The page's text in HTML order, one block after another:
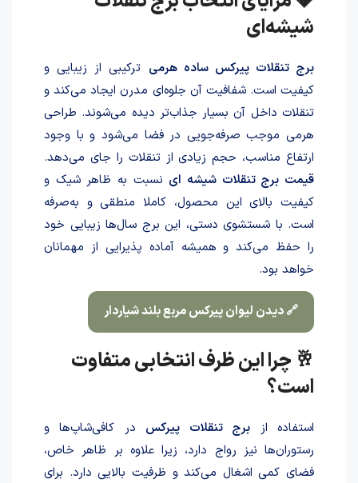
شیشه‌ای
برج تنقلات پیرکس ساده هرمی ترکیبی از زیبایی و
کیفیت است. شفافیت آن جلوه‌ای مدرن ایجاد می‌کند و
تنقلات داخل آن بسیار جذاب‌تر دیده می‌شوند. طراحی
هرمی موجب صرفه‌جویی در فضا می‌شود و با وجود
ارتفاع مناسب، حجم زیادی از تنقلات را جای می‌دهد.
قیمت برج تنقلات شیشه ای نسبت به ظاهر شیک و
کیفیت بالای این محصول، کاملا منطقی و به‌صرفه
است. با شستشوی دستی، این برج سال‌ها زیبایی خود
را حفظ می‌کند و همیشه آماده پذیرایی از مهمانان
خواهد بود.
🔗 دیدن لیوان پیرکس مربع بلند شیاردار
🥂 چرا این ظرف انتخابی متفاوت
است؟
استفاده از برج تنقلات پیرکس در کافی‌شاپ‌ها و
رستوران‌ها نیز رواج دارد، زیرا علاوه بر ظاهر خاص،
فضای کمی اشغال می‌کند و ظرفیت بالایی دارد. برای